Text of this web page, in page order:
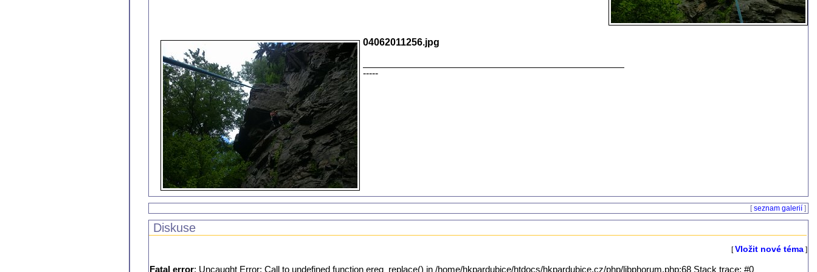
04062011256.jpg
-----
[seznam galerií]
Diskuse
[Vložit nové téma]
Fatal error: Uncaught Error: Call to undefined function ereg_replace() in /home/hkpardubice/htdocs/hkpardubice.cz/php/libphorum.php:68 Stack trace: #0